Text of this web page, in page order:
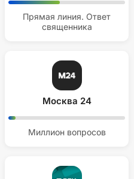
Прямая линия. Ответ
священника
Москва 24
Миллион вопросов